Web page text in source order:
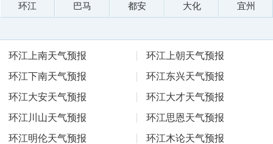
环江 巴马 都安 大化 宜州
环江上南天气预报
环江上朝天气预报
环江下南天气预报
环江东兴天气预报
环江大安天气预报
环江大才天气预报
环江川山天气预报
环江思恩天气预报
环江明伦天气预报
环江木论天气预报